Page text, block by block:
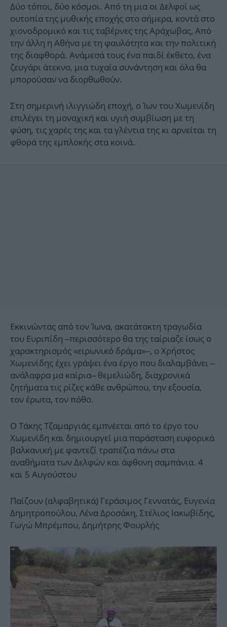
Δύο τόποι, δύο κόσμοι. Από τη μια οι Δελφοί ως
ουτοπία της μυθικής εποχής στο σήμερα, κοντά στο
χιονοδρομικό και τις ταβέρνες της Αράχωβας, Από
την άλλη η Αθήνα με τη φαυλότητα και την πολιτική
της διαφθορά. Ανάμεσά τους ένα παιδί έκθετο, ένα
ζευγάρι άτεκνο, μια τυχαία συνάντηση και όλα θα
μπορούσαν να διορθωθούν.
Στη σημερινή ιλιγγιώδη εποχή, ο Ίων του Χωμενίδη
επιλέγει τη μοναχική και υγιή συμβίωση με τη
φύση, τις χαρές της και τα γλέντια της κι αρνείται τη
φθορά της εμπλοκής στα κοινά.
Εκκινώντας από τον Ίωνα, ακατάτακτη τραγωδία
του Ευριπίδη –περισσότερο θα της ταίριαζε ίσως ο
χαρακτηρισμός «ειρωνικό δράμα»–, ο Χρήστος
Χωμενίδης έχει γράψει ένα έργο που διαλαμβάνει –
ανάλαφρα μα καίρια– θεμελιώδη, διαχρονικά
ζητήματα τις ρίζες κάθε ανθρώπου, την εξουσία,
τον έρωτα, τον πόθο.
Ο Τάκης Τζαμαργιάς εμπνέεται από το έργο του
Χωμενίδη και δημιουργεί μια παράσταση ευφορικά
βαλκανική με φαντεζί τραπέζια πάνω στα
αναθήματα των Δελφών και άφθονη σαμπάνια. 4
και 5 Αυγούστου
Παίζουν (αλφαβητικά) Γεράσιμος Γεννατάς, Eυγενία
Δημητροπούλου, Λένα Δροσάκη, Στέλιος Ιακωβίδης,
Γωγώ Μπρέμπου, Δημήτρης Φουρλής